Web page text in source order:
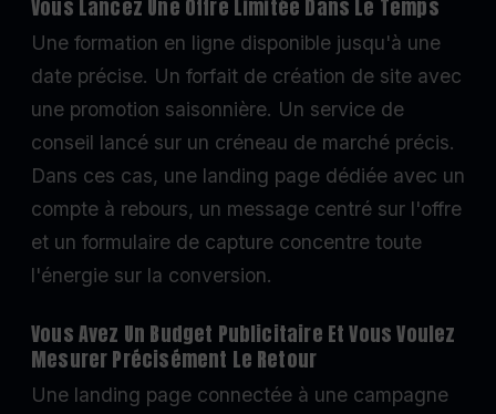
Vous Lancez Une Offre Limitée Dans Le Temps
Une formation en ligne disponible jusqu'à une
date précise. Un forfait de création de site avec
une promotion saisonnière. Un service de
conseil lancé sur un créneau de marché précis.
Dans ces cas, une landing page dédiée avec un
compte à rebours, un message centré sur l'offre
et un formulaire de capture concentre toute
l'énergie sur la conversion.
Vous Avez Un Budget Publicitaire Et Vous Voulez
Mesurer Précisément Le Retour
Une landing page connectée à une campagne